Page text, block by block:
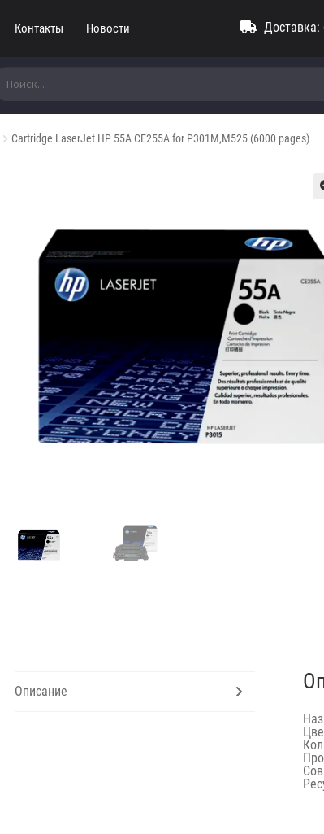
Контакты Новости Доставка:
Cartridge LaserJet HP 55A CE255A for P301M,M525 (6000 pages)
Описание